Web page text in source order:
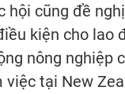
hội cũng đề
kiện cho lao
nông nghiệp
việc tại New